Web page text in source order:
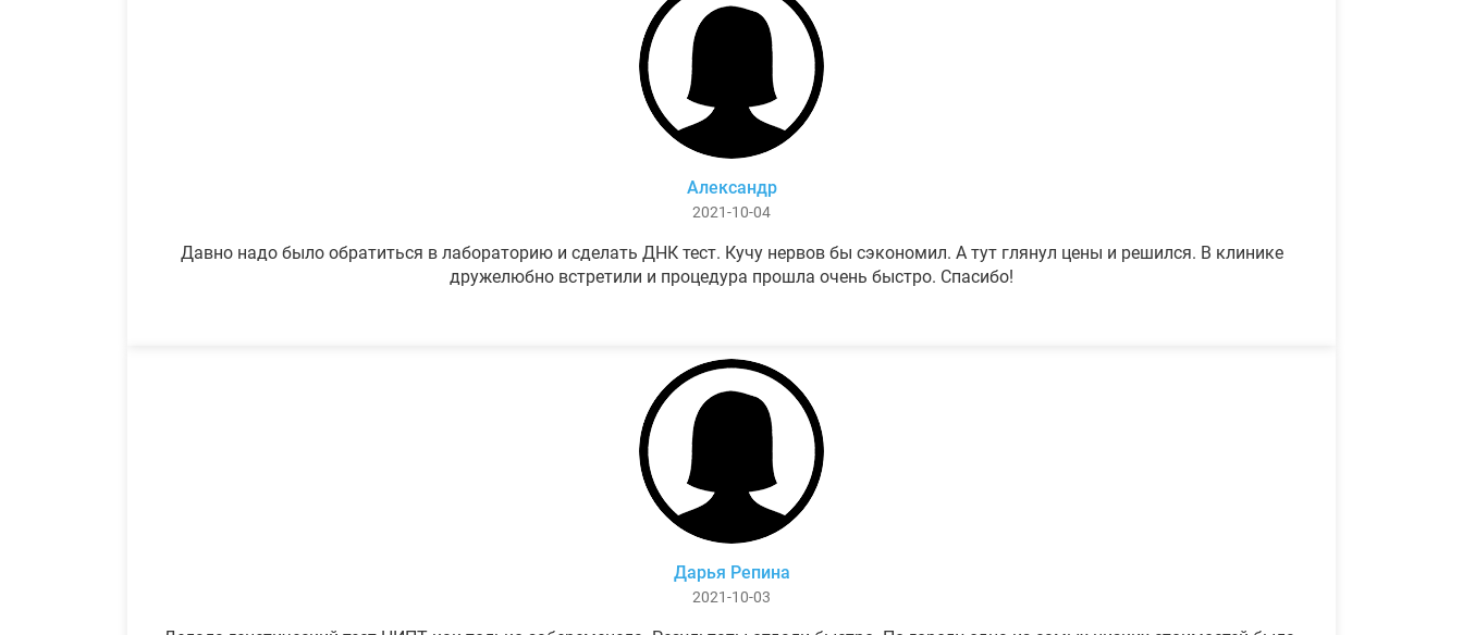
Александр
2021-10-04
Давно надо было обратиться в лабораторию и сделать ДНК тест. Кучу нервов бы сэкономил. А тут глянул цены и решился. В клинике
дружелюбно встретили и процедура прошла очень быстро. Спасибо!
Дарья Репина
2021-10-03